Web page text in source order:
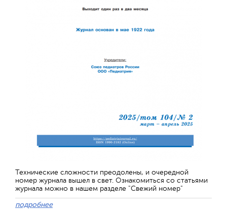
Технические сложности преодолены, и очередной
номер журнала вышел в свет. Ознакомиться со статьями
журнала можно в нашем разделе "Свежий номер"
подробнее